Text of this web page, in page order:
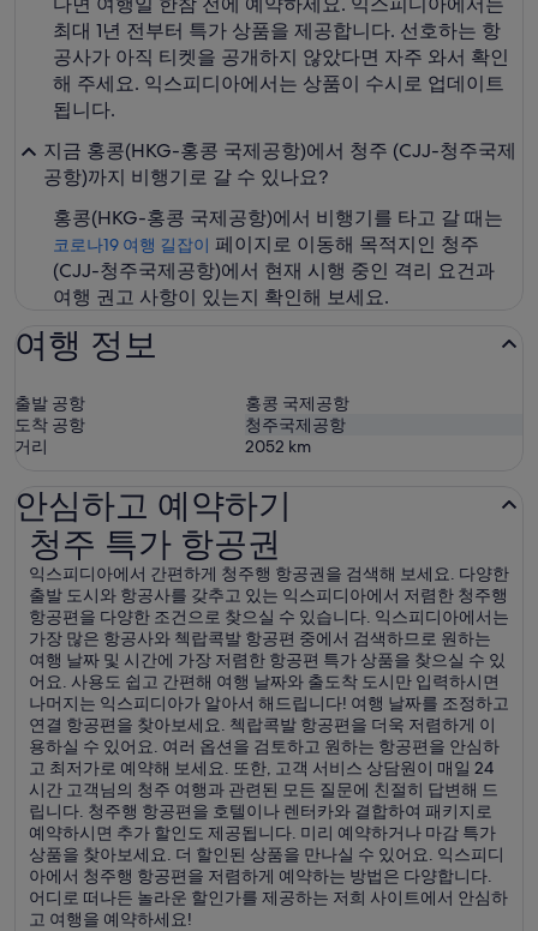
최대 1년 전부터 특가 상품을 제공합니다. 선호하는 항
공사가 아직 티켓을 공개하지 않았다면 자주 와서 확인
해 주세요. 익스피디아에서는 상품이 수시로 업데이트
됩니다.
지금 홍콩(HKG-홍콩 국제공항)에서 청주 (CJJ-청주국제
공항)까지 비행기로 갈 수 있나요?
홍콩(HKG-홍콩 국제공항)에서 비행기를 타고 갈 때는
코로나19 여행 길잡이 페이지로 이동해 목적지인 청주
(CJJ-청주국제공항)에서 현재 시행 중인 격리 요건과
여행 권고 사항이 있는지 확인해 보세요.
여행 정보
출발 공항
홍콩 국제공항
도착 공항
청주국제공항
거리
2052 km
안심하고 예약하기
청주 특가 항공권
익스피디아에서 간편하게 청주행 항공권을 검색해 보세요. 다양한
출발 도시와 항공사를 갖추고 있는 익스피디아에서 저렴한 청주행
항공편을 다양한 조건으로 찾으실 수 있습니다. 익스피디아에서는
가장 많은 항공사와 첵랍콕발 항공편 중에서 검색하므로 원하는
여행 날짜 및 시간에 가장 저렴한 항공편 특가 상품을 찾으실 수 있
어요. 사용도 쉽고 간편해 여행 날짜와 출도착 도시만 입력하시면
나머지는 익스피디아가 알아서 해드립니다! 여행 날짜를 조정하고
연결 항공편을 찾아보세요. 첵랍콕발 항공편을 더욱 저렴하게 이
용하실 수 있어요. 여러 옵션을 검토하고 원하는 항공편을 안심하
고 최저가로 예약해 보세요. 또한, 고객 서비스 상담원이 매일 24
시간 고객님의 청주 여행과 관련된 모든 질문에 친절히 답변해 드
립니다. 청주행 항공편을 호텔이나 렌터카와 결합하여 패키지로
예약하시면 추가 할인도 제공됩니다. 미리 예약하거나 마감 특가
상품을 찾아보세요. 더 할인된 상품을 만나실 수 있어요. 익스피디
아에서 청주행 항공편을 저렴하게 예약하는 방법은 다양합니다.
어디로 떠나든 놀라운 할인가를 제공하는 저희 사이트에서 안심하
고 여행을 예약하세요!
청주 특가 항공권